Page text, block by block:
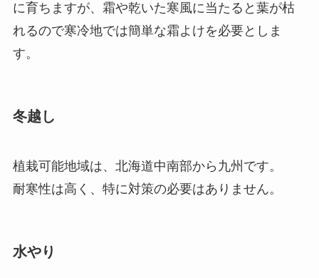
に育ちますが、霜や乾いた寒風に当たると葉が枯
れるので寒冷地では簡単な霜よけを必要としま
す。
冬越し
植栽可能地域は、北海道中南部から九州です。
耐寒性は高く、特に対策の必要はありません。
水やり